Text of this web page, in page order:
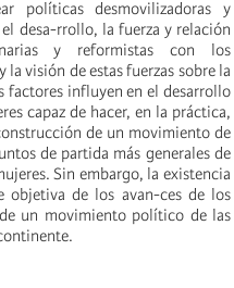
políticas desmovilizadoras y
desa-rrollo, la fuerza y relación
y reformistas con los
visión de estas fuerzas sobre la
factores influyen en el desarrollo
capaz de hacer, en la práctica,
de un movimiento de
de partida más generales de
Sin embargo, la existencia
objetiva de los avan-ces de los
un movimiento político de las